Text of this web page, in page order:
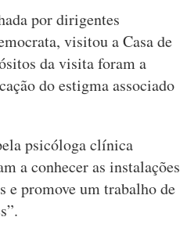
por dirigentes
visitou a Casa de
da visita foram a
do estigma associado
psicóloga clínica
a conhecer as instalações
e promove um trabalho de